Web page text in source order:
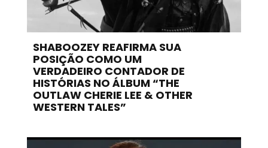
SHABOOZEY REAFIRMA SUA
POSIÇÃO COMO UM
VERDADEIRO CONTADOR DE
HISTÓRIAS NO ÁLBUM “THE
OUTLAW CHERIE LEE & OTHER
WESTERN TALES”